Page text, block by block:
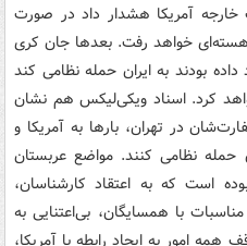
خارجه آمریکا هشدار داد در صورت
هسته‌ای خواهد رفت. بعدها جان کری
بودند به ایران حمله نظامی کند
کرد. اسناد ویکی‌لیکس هم نشان
در تهران، بارها به آمریکا و
حمله نظامی کنند. مواضع عربستان
است که به اعتقاد کارشناسان،
با همسایگان، بی‌اعتنایی به
امور به ایجاد رابطه با آمریکا،